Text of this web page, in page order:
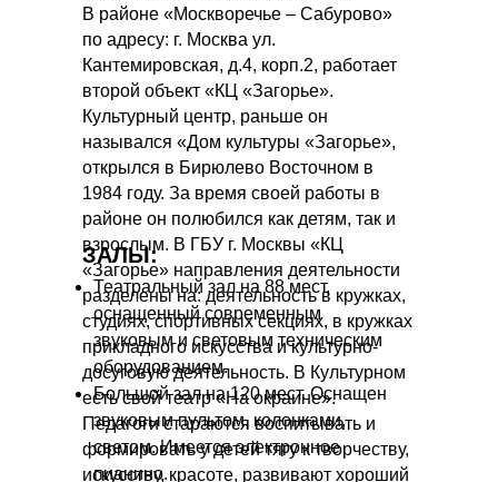
В районе «Москворечье – Сабурово»
по адресу: г. Москва ул.
Кантемировская, д.4, корп.2, работает
второй объект «КЦ «Загорье».
Культурный центр, раньше он
назывался «Дом культуры «Загорье»,
открылся в Бирюлево Восточном в
1984 году. За время своей работы в
районе он полюбился как детям, так и
взрослым. В ГБУ г. Москвы «КЦ
«Загорье» направления деятельности
разделены на: деятельность в кружках,
студиях, спортивных секциях, в кружках
прикладного искусства и культурно-
досуговую деятельность. В Культурном
есть свой театр «На окраине».
Педагоги стараются воспитывать и
формировать у детей тягу к творчеству,
искусству, красоте, развивают хороший
ЗАЛЫ:
Театральный зал на 88 мест,
оснащенный современным
звуковым и световым техническим
оборудованием.
Большой зал на 120 мест. Оснащен
звуковым пультом, колонками,
светом. Имеется электронное
пианино.